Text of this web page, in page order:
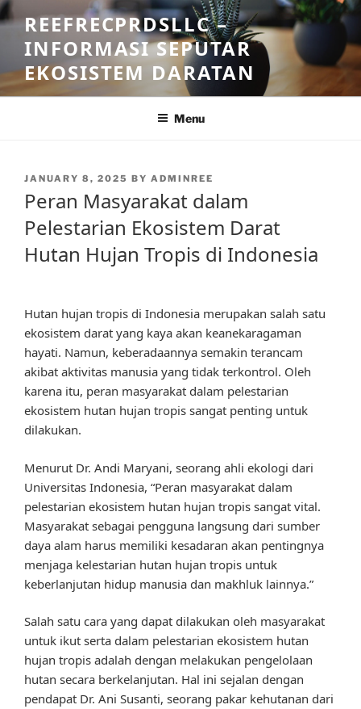
Skip
to
content
REEFRECPRDSLLC –
INFORMASI SEPUTAR
EKOSISTEM DARATAN
Menu
POSTED
JANUARY 8, 2025 BY ADMINREE
Peran Masyarakat dalam
Pelestarian Ekosistem Darat
Hutan Hujan Tropis di Indonesia
Hutan hujan tropis di Indonesia merupakan salah satu
ekosistem darat yang kaya akan keanekaragaman
hayati. Namun, keberadaannya semakin terancam
akibat aktivitas manusia yang tidak terkontrol. Oleh
karena itu, peran masyarakat dalam pelestarian
ekosistem hutan hujan tropis sangat penting untuk
dilakukan.
Menurut Dr. Andi Maryani, seorang ahli ekologi dari
Universitas Indonesia, “Peran masyarakat dalam
pelestarian ekosistem hutan hujan tropis sangat vital.
Masyarakat sebagai pengguna langsung dari sumber
daya alam harus memiliki kesadaran akan pentingnya
menjaga kelestarian hutan hujan tropis untuk
keberlanjutan hidup manusia dan makhluk lainnya.”
Salah satu cara yang dapat dilakukan oleh masyarakat
untuk ikut serta dalam pelestarian ekosistem hutan
hujan tropis adalah dengan melakukan pengelolaan
hutan secara berkelanjutan. Hal ini sejalan dengan
pendapat Dr. Ani Susanti, seorang pakar kehutanan dari